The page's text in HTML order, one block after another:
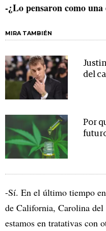
-¿Lo pensaron como
MIRA TAMBIÉN
del
Por
-Sí. En el último tiempo
de California, Carolina
estamos en tratativas con